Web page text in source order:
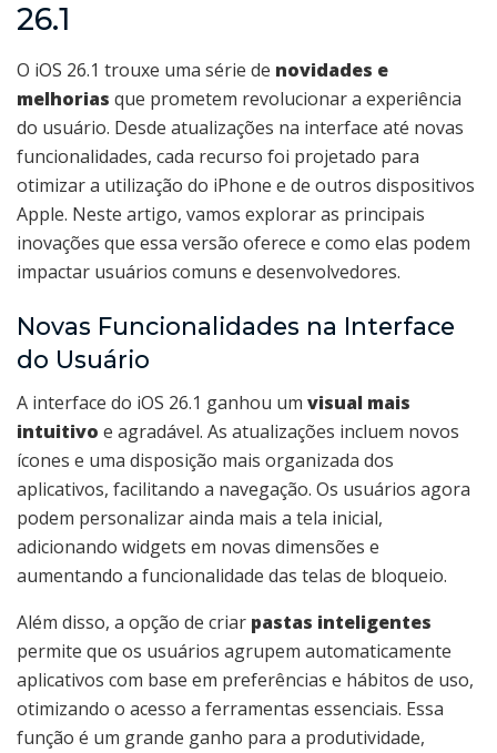
26.1
O iOS 26.1 trouxe uma série de novidades e
melhorias que prometem revolucionar a experiência
do usuário. Desde atualizações na interface até novas
funcionalidades, cada recurso foi projetado para
otimizar a utilização do iPhone e de outros dispositivos
Apple. Neste artigo, vamos explorar as principais
inovações que essa versão oferece e como elas podem
impactar usuários comuns e desenvolvedores.
Novas Funcionalidades na Interface
do Usuário
A interface do iOS 26.1 ganhou um visual mais
intuitivo e agradável. As atualizações incluem novos
ícones e uma disposição mais organizada dos
aplicativos, facilitando a navegação. Os usuários agora
podem personalizar ainda mais a tela inicial,
adicionando widgets em novas dimensões e
aumentando a funcionalidade das telas de bloqueio.
Além disso, a opção de criar pastas inteligentes
permite que os usuários agrupem automaticamente
aplicativos com base em preferências e hábitos de uso,
otimizando o acesso a ferramentas essenciais. Essa
função é um grande ganho para a produtividade,